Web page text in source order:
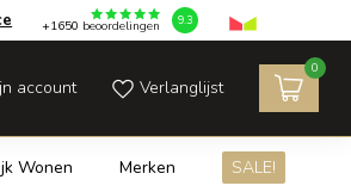
+1650 beoordelingen 9.3
account Verlanglijst
0
Wonen Merken SALE!